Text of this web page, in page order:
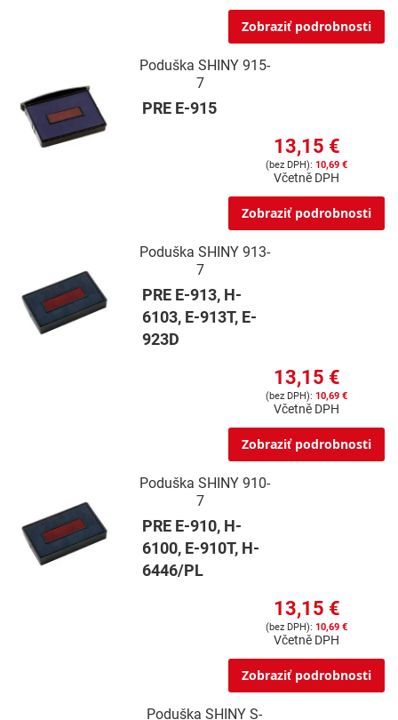
Zobraziť podrobnosti
Poduška SHINY 915-
7
PRE E-915
13,15 €
10,69 €
Včetně DPH
Zobraziť podrobnosti
Poduška SHINY 913-
7
PRE E-913, H-
6103, E-913T, E-
923D
13,15 €
10,69 €
Včetně DPH
Zobraziť podrobnosti
Poduška SHINY 910-
7
PRE E-910, H-
6100, E-910T, H-
6446/PL
13,15 €
10,69 €
Včetně DPH
Zobraziť podrobnosti
Poduška SHINY S-